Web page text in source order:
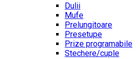
Dulii
Mufe
Prelungitoare
Presetupe
Prize programabile
Stechere/cuple